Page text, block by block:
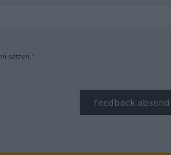
setzen.*
Feedback